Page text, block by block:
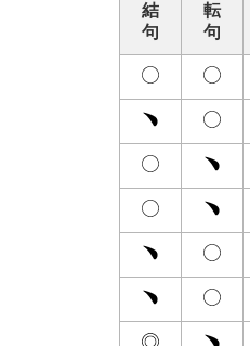
結
句
転
句